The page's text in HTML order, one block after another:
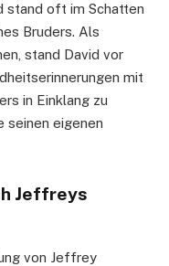
stand oft im Schatten
Bruders. Als
stand David vor
mit
in Einklang zu
seinen eigenen
Jeffreys
von Jeffrey